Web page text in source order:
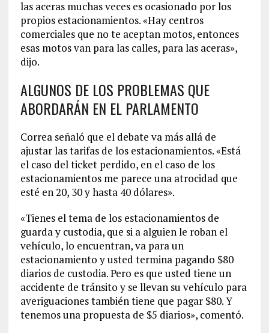
las aceras muchas veces es ocasionado por los
propios estacionamientos. «Hay centros
comerciales que no te aceptan motos, entonces
esas motos van para las calles, para las aceras»,
dijo.
ALGUNOS DE LOS PROBLEMAS QUE
ABORDARÁN EN EL PARLAMENTO
Correa señaló que el debate va más allá de
ajustar las tarifas de los estacionamientos. «Está
el caso del ticket perdido, en el caso de los
estacionamientos me parece una atrocidad que
esté en 20, 30 y hasta 40 dólares».
«Tienes el tema de los estacionamientos de
guarda y custodia, que si a alguien le roban el
vehículo, lo encuentran, va para un
estacionamiento y usted termina pagando $80
diarios de custodia. Pero es que usted tiene un
accidente de tránsito y se llevan su vehículo para
averiguaciones también tiene que pagar $80. Y
tenemos una propuesta de $5 diarios», comentó.